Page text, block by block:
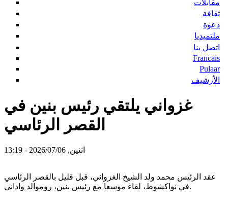
مقابلات
ثقافة
دعوة
ملتميديا
اتصل بنا
Francais
Pulaar
الأرشيف
غزواني يلتقي رئيس بنين في
القصر الرئاسي
اثنين, 2026/07/06 - 13:19
عقد الرئيس محمد ولد الشيخ الغزواني، قبل قليل بالقصر الرئاسي
في نواكشوط، لقاء موسعا مع رئيس بنين، روموالد واداني.